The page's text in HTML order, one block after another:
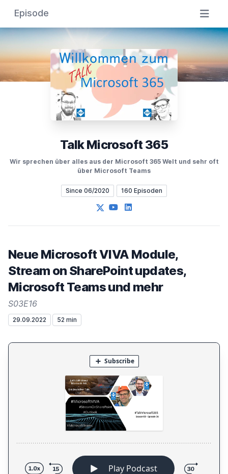
Episode
Talk Microsoft 365
Wir sprechen über alles aus der Microsoft 365 Welt und sehr oft
über Microsoft Teams
Since 06/2020 160 Episoden
X YouTubeLinkedIn
Neue Microsoft VIVA Module,
Stream on SharePoint updates,
Microsoft Teams und mehr
S03E16
29.09.2022 52 min